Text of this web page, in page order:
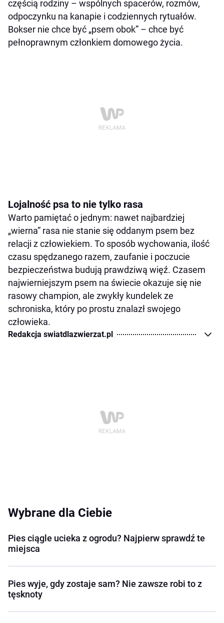
częścią rodziny – wspólnych spacerów, rozmów,
odpoczynku na kanapie i codziennych rytuałów.
Bokser nie chce być „psem obok” – chce być
pełnoprawnym członkiem domowego życia.
Lojalność psa to nie tylko rasa
Warto pamiętać o jednym: nawet najbardziej
„wierna” rasa nie stanie się oddanym psem bez
relacji z człowiekiem. To sposób wychowania, ilość
czasu spędzanego razem, zaufanie i poczucie
bezpieczeństwa budują prawdziwą więź. Czasem
najwierniejszym psem na świecie okazuje się nie
rasowy champion, ale zwykły kundelek ze
schroniska, który po prostu znalazł swojego
człowieka.
Redakcja swiatdlazwierzat.pl
Wybrane dla Ciebie
Pies ciągle ucieka z ogrodu? Najpierw sprawdź te
miejsca
Pies wyje, gdy zostaje sam? Nie zawsze robi to z
tęsknoty